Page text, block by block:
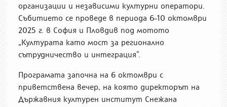
организации и независими културни оператори.
Събитието се проведе в периода 6–10 октомври
2025 г. в София и Пловдив под мотото
„Културата като мост за регионално
сътрудничество и интеграция“.
Програмата започна на 6 октомври с
приветствена вечер, на която директорът на
Държавния културен институт Снежана